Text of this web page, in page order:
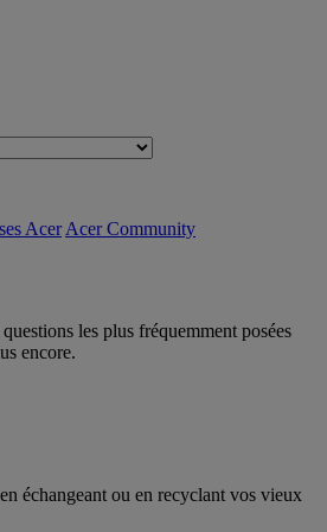
Acer Acer Community
les plus fréquemment posées
encore.
échangeant ou en recyclant vos vieux